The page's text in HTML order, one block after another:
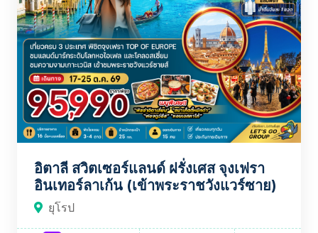
อิตาลี สวิตเซอร์แลนด์ ฝรั่งเศส จุงเฟรา
อินเทอร์ลาเก้น (เข้าพระราชวังแวร์ซาย)
ยุโรป